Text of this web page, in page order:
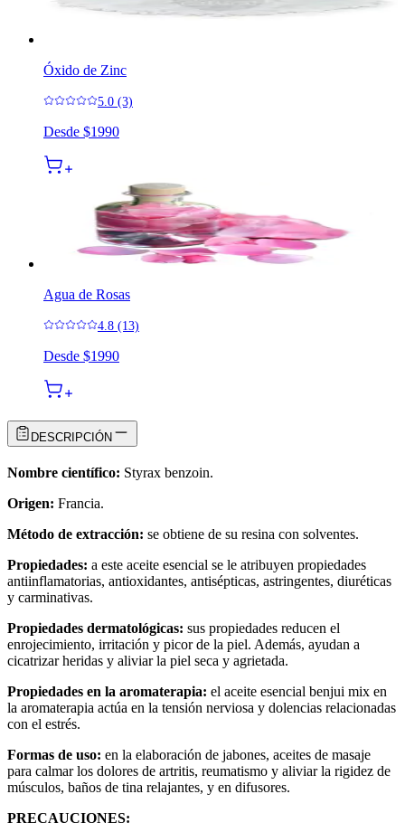
Óxido de Zinc
5.0 (3)
Desde $1990
Agua de Rosas
4.8 (13)
Desde $1990
DESCRIPCIÓN
Nombre científico: Styrax benzoin.
Origen: Francia.
Método de extracción: se obtiene de su resina con solventes.
Propiedades: a este aceite esencial se le atribuyen propiedades
antiinflamatorias, antioxidantes, antisépticas, astringentes, diuréticas
y carminativas.
Propiedades dermatológicas: sus propiedades reducen el
enrojecimiento, irritación y picor de la piel. Además, ayudan a
cicatrizar heridas y aliviar la piel seca y agrietada.​
Propiedades en la aromaterapia: el aceite esencial benjui mix en
la aromaterapia actúa en la tensión nerviosa y dolencias relacionadas
con el estrés.
Formas de uso: en la elaboración de jabones, aceites de masaje
para calmar los dolores de artritis, reumatismo y aliviar la rigidez de
músculos, baños de tina relajantes, y en difusores.
PRECAUCIONES: